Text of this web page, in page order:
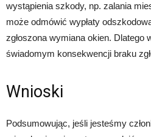
wystąpienia szkody, np. zalania
może odmówić wypłaty
zgłoszona wymiana okien. Dlatego
świadomym konsekwencji braku
Wnioski
Podsumowując, jeśli jesteśmy